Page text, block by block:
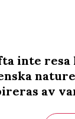
inte
av